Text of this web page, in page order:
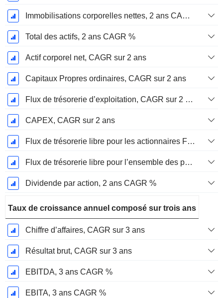
Immobilisations corporelles nettes, 2 ans CAGR %
Total des actifs, 2 ans CAGR %
Actif corporel net, CAGR sur 2 ans
Capitaux Propres ordinaires, CAGR sur 2 ans
Flux de trésorerie d’exploitation, CAGR sur 2 ans
CAPEX, CAGR sur 2 ans
Flux de trésorerie libre pour les actionnaires FCFE, CAGR sur 2 ans
Flux de trésorerie libre pour l’ensemble des pourvoyeurs de fonds (créanciers et actionnaires) FCFF, CAGR sur 2 ans
Dividende par action, 2 ans CAGR %
Taux de croissance annuel composé sur trois ans
Chiffre d’affaires, CAGR sur 3 ans
Résultat brut, CAGR sur 3 ans
EBITDA, 3 ans CAGR %
EBITA, 3 ans CAGR %